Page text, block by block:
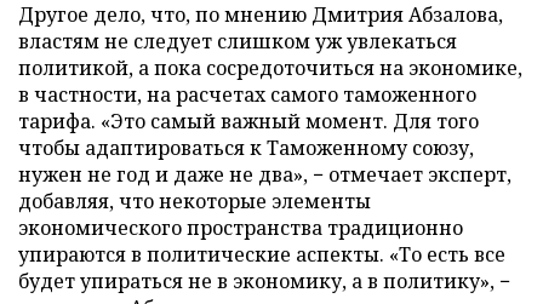
Другое дело, что, по мнению Дмитрия Абзалова,
властям не следует слишком уж увлекаться
политикой, а пока сосредоточиться на экономике,
в частности, на расчетах самого таможенного
тарифа. «Это самый важный момент. Для того
чтобы адаптироваться к Таможенному союзу,
нужен не год и даже не два», − отмечает эксперт,
добавляя, что некоторые элементы
экономического пространства традиционно
упираются в политические аспекты. «То есть все
будет упираться не в экономику, а в политику», −